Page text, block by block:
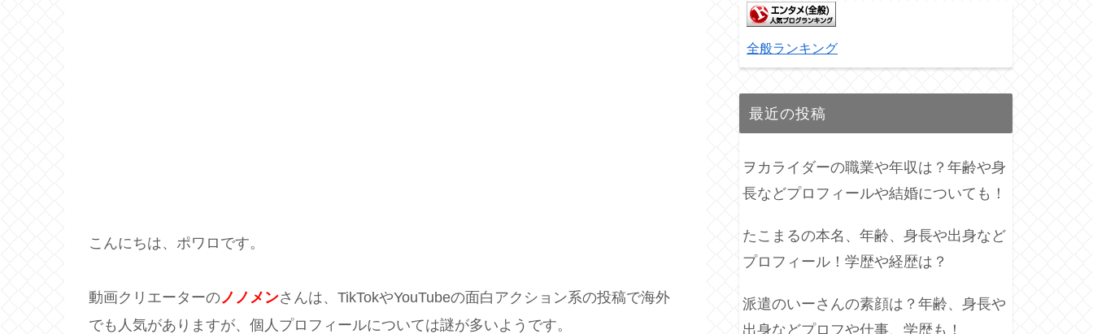
こんにちは、ポワロです。
動画クリエーターの ノノメンさんは、TikTokやYouTubeの面白アクション系の投稿で海外
でも人気がありますが、個人プロフィールについては謎が多いようです。
全般ランキング
最近の投稿
ヲカライダーの職業や年収は？年齢や身
長などプロフィールや結婚についても！
たこまるの本名、年齢、身長や出身など
プロフィール！学歴や経歴は？
派遣のいーさんの素顔は？年齢、身長や
出身などプロフや仕事、学歴も！